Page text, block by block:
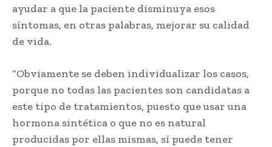
ayudar a que la paciente disminuya esos
síntomas, en otras palabras, mejorar su calidad
de vida.
“Obviamente se deben individualizar los casos,
porque no todas las pacientes son candidatas a
este tipo de tratamientos, puesto que usar una
hormona sintética o que no es natural
producidas por ellas mismas, sí puede tener